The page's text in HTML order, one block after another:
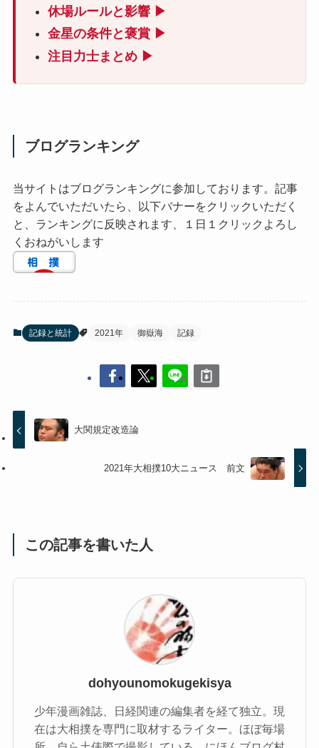
休場ルールと影響 ▶
金星の条件と褒賞 ▶
注目力士まとめ ▶
ブログランキング
当サイトはブログランキングに参加しております。記事
をよんでいただいたら、以下バナーをクリックいただく
と、ランキングに反映されます、１日１クリックよろし
くおねがいします
記録と統計 2021年 御嶽海 記録
大関規定改造論
2021年大相撲10大ニュース 前文
この記事を書いた人
dohyounomokugekisya
少年漫画雑誌、日経関連の編集者を経て独立。現
在は大相撲を専門に取材するライター。ほぼ毎場